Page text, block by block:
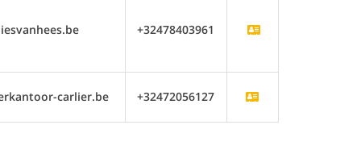
+32478403961
carlier.be +32472056127